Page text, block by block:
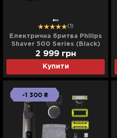
(1)
Електрична бритва Philips
Shaver 500 Series (Black)
Купити
2 999 грн
-1 300 ₴